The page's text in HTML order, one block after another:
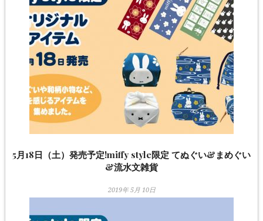
5月18日（土）発売予定!miffy style限定 てぬぐい&まめぐい
&流水文雑貨
2019年 5月 10日